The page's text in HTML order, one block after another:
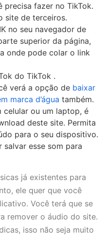
precisa fazer no TikTok.
site de terceiros.
no seu navegador de
superior da página,
onde pode colar o link
do TikTok .
verá a opção de baixar
marca d’água também.
celular ou um laptop, é
deste site. Permita
para o seu dispositivo.
esse som para
já existentes para
ele quer que você
Você terá que se
remover o áudio do site.
isso não seja muito